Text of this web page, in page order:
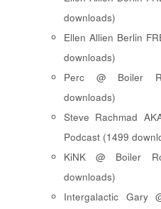
downloads)
Ellen Allien Berlin
downloads)
Perc @ Boiler
downloads)
Steve Rachmad
Podcast (1499
KiNK @ Boiler
downloads)
Intergalactic Gary